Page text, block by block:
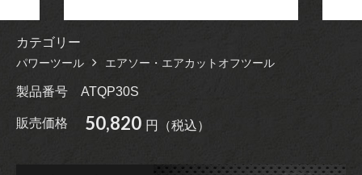
カテゴリー
パワーツール エアソー・エアカットオフツール
製品番号 ATQP30S
販売価格 50,820 円（税込）